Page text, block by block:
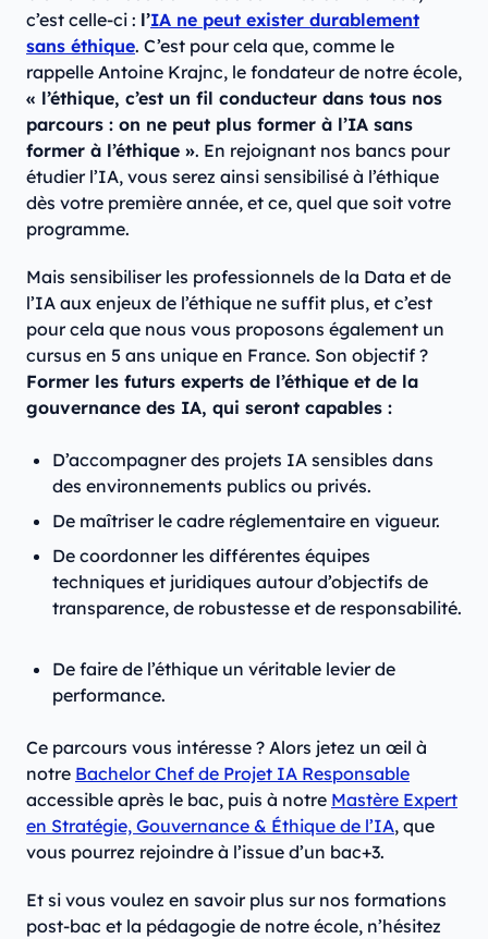
c’est celle-ci : l’IA ne peut exister durablement
sans éthique. C’est pour cela que, comme le
rappelle Antoine Krajnc, le fondateur de notre école,
« l’éthique, c’est un fil conducteur dans tous nos
parcours : on ne peut plus former à l’IA sans
former à l’éthique ». En rejoignant nos bancs pour
étudier l’IA, vous serez ainsi sensibilisé à l’éthique
dès votre première année, et ce, quel que soit votre
programme.
Mais sensibiliser les professionnels de la Data et de
l’IA aux enjeux de l’éthique ne suffit plus, et c’est
pour cela que nous vous proposons également un
cursus en 5 ans unique en France. Son objectif ?
Former les futurs experts de l’éthique et de la
gouvernance des IA, qui seront capables :
D’accompagner des projets IA sensibles dans
des environnements publics ou privés.
De maîtriser le cadre réglementaire en vigueur.
De coordonner les différentes équipes
techniques et juridiques autour d’objectifs de
transparence, de robustesse et de responsabilité.
De faire de l’éthique un véritable levier de
performance.
Ce parcours vous intéresse ? Alors jetez un œil à
notre Bachelor Chef de Projet IA Responsable
accessible après le bac, puis à notre Mastère Expert
en Stratégie, Gouvernance & Éthique de l’IA, que
vous pourrez rejoindre à l’issue d’un bac+3.
Et si vous voulez en savoir plus sur nos formations
post-bac et la pédagogie de notre école, n’hésitez